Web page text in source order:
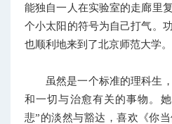
能独自一人在实验室的走廊里
个小太阳的符号为自己打气。
也顺利地来到了北京师范大学。
虽然是一个标准的理科生
和一切与治愈有关的事物。
悲”的淡然与豁达，喜欢《你